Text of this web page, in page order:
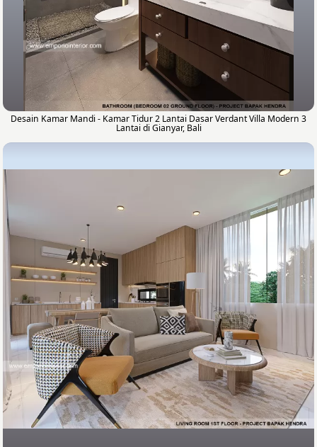
Desain Kamar Mandi - Kamar Tidur 2 Lantai Dasar Verdant Villa Modern 3
Lantai di Gianyar, Bali